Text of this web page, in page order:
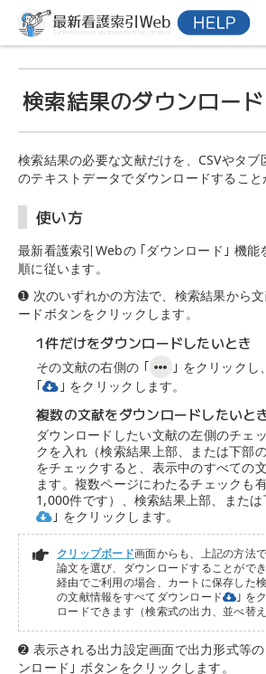
検索結果のダウンロード
検索結果の必要な文献だけを、CSVやタ
のテキストデータでダウンロードすること
使い方
最新看護索引Webの ｢ダウンロード｣ 機能
順に従います。
➊ 次のいずれかの方法で、検索結果から
ードボタンをクリックします。
1件だけをダウンロードしたいとき
その文献の右側の ｢
｣ をクリックし
｢
｣ をクリックします。
複数の文献をダウンロードしたいと
ダウンロードしたい文献の左側のチェ
クを入れ（検索結果上部、または下部
をチェックすると、表示中のすべての
ます。複数ページにわたるチェックも
1,000件です）、検索結果上部、また
｣ をクリックします。
クリップボード画面からも、上記の方法
論文を選び、ダウンロードすることがで
経由でご利用の場合、カートに保存した
の文献情報をすべてダウンロード
｣ を
ロードできます（検索式の出力、並べ替
➋ 表示される出力設定画面で出力形式等
ンロード｣ ボタンをクリックします。